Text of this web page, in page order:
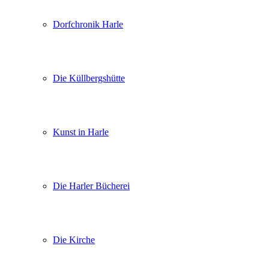
Dorfchronik Harle
Die Küllbergshütte
Kunst in Harle
Die Harler Bücherei
Die Kirche